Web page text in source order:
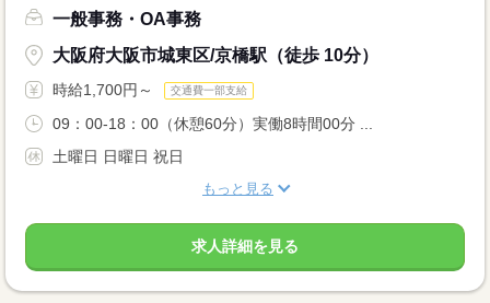
一般事務・OA事務
大阪府大阪市城東区/京橋駅（徒歩 10分）
時給1,700円～ 交通費一部支給
09：00-18：00（休憩60分）実働8時間00分 ...
土曜日 日曜日 祝日
もっと見る
求人詳細を見る